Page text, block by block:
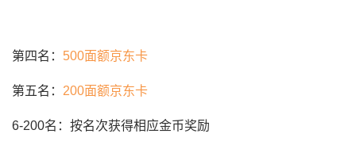
第四名： 500面额京东卡
第五名： 200面额京东卡
6-200名：按名次获得相应金币奖励